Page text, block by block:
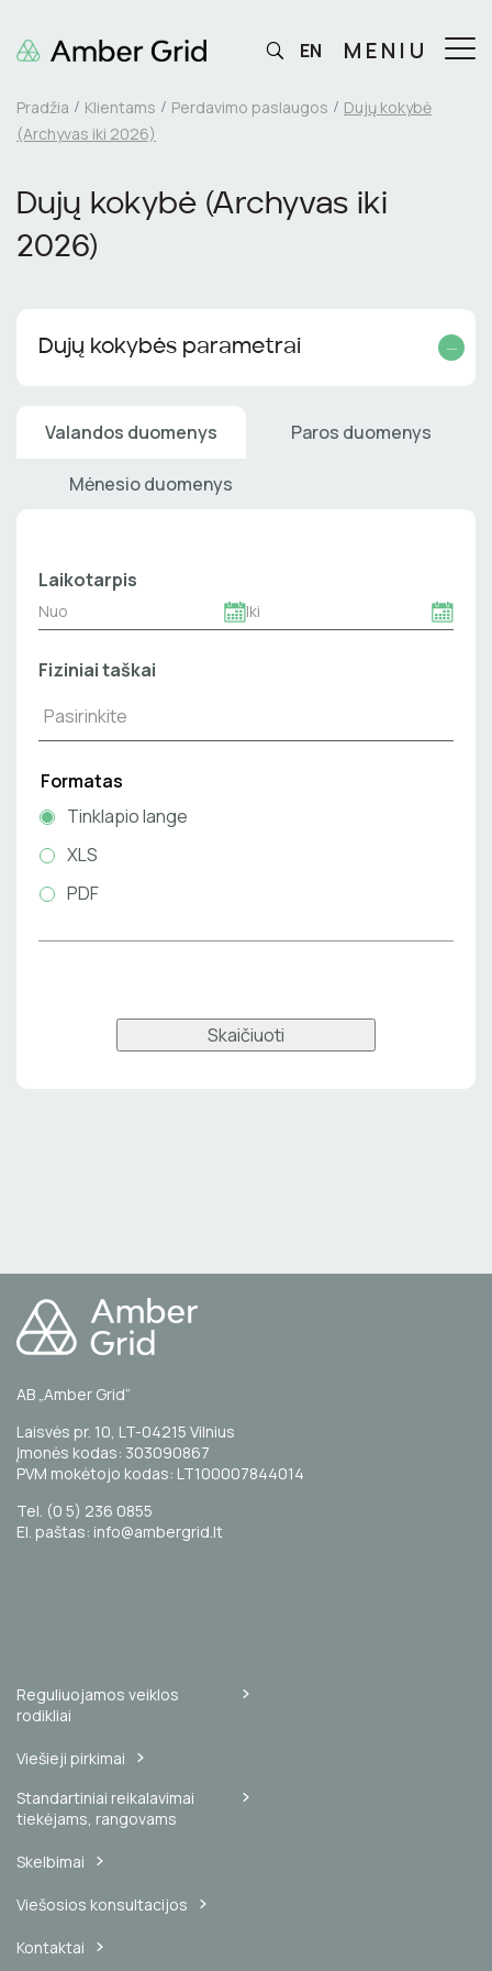
Pradžia Klientams Perdavimo paslaugos
Dujų kokybė
(Archyvas iki 2026)
Dujų kokybė (Archyvas iki
2026)
Dujų kokybės parametrai
Valandos duomenys Paros duomenys
Mėnesio duomenys
Laikotarpis
Fiziniai taškai
Formatas
Tinklapio lange
XLS
PDF
Skaičiuoti
AB „Amber Grid“
Laisvės pr. 10, LT-04215 Vilnius
Įmonės kodas: 303090867
PVM mokėtojo kodas: LT100007844014
Tel. (0 5) 236 0855
El. paštas: info@ambergrid.lt
Reguliuojamos veiklos
rodikliai
Viešieji pirkimai
Standartiniai reikalavimai
tiekėjams, rangovams
Skelbimai
Viešosios konsultacijos
Kontaktai
EN MENIU